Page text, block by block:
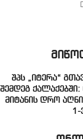
შპს „იტერა“
შემდეგ
მიტანის დრო
1-